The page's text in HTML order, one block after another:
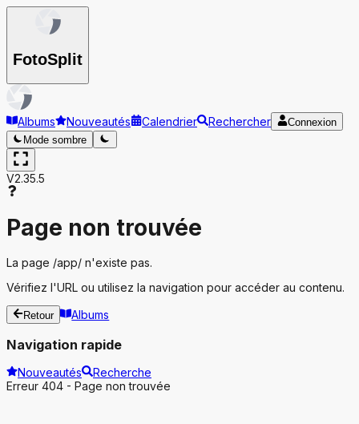
FotoSplit
Albums Nouveautés Calendrier Rechercher
Connexion
Mode sombre
V2.35.5
Page non trouvée
La page /app/ n'existe pas.
Vérifiez l'URL ou utilisez la navigation pour accéder au contenu.
Retour Albums
Navigation rapide
Nouveautés
Recherche
Erreur 404 - Page non trouvée